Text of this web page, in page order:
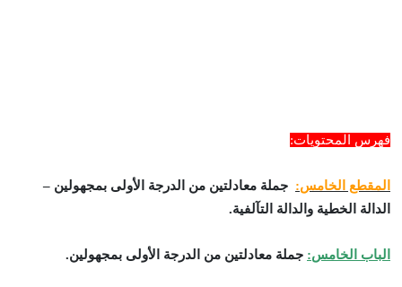
فهرس المحتويات:
المقطع الخامس: جملة معادلتين من الدرجة الأولى بمجهولين –
الدالة الخطية والدالة التآلفية.
الباب الخامس: جملة معادلتين من الدرجة الأولى بمجهولين.